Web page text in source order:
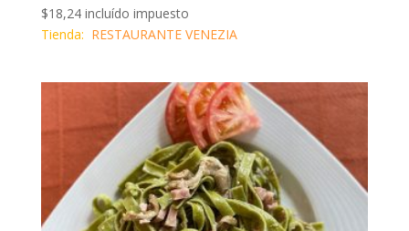
$18,24 incluído impuesto
Tienda: RESTAURANTE VENEZIA